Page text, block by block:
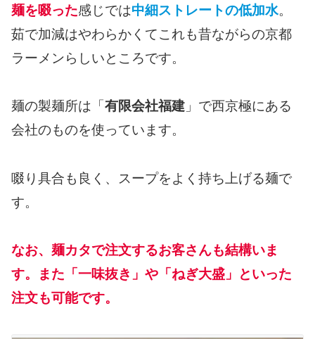
麺を啜った感じでは中細ストレートの低加水。
茹で加減はやわらかくてこれも昔ながらの京都
ラーメンらしいところです。
麺の製麺所は「 有限会社福建 」で西京極にある
会社のものを使っています。
啜り具合も良く、スープをよく持ち上げる麺で
す。
なお、麺カタで注文するお客さんも結構いま
す。また「一味抜き」や「ねぎ大盛」といった
注文も可能です。